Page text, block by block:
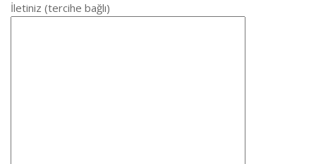
İletiniz (tercihe bağlı)